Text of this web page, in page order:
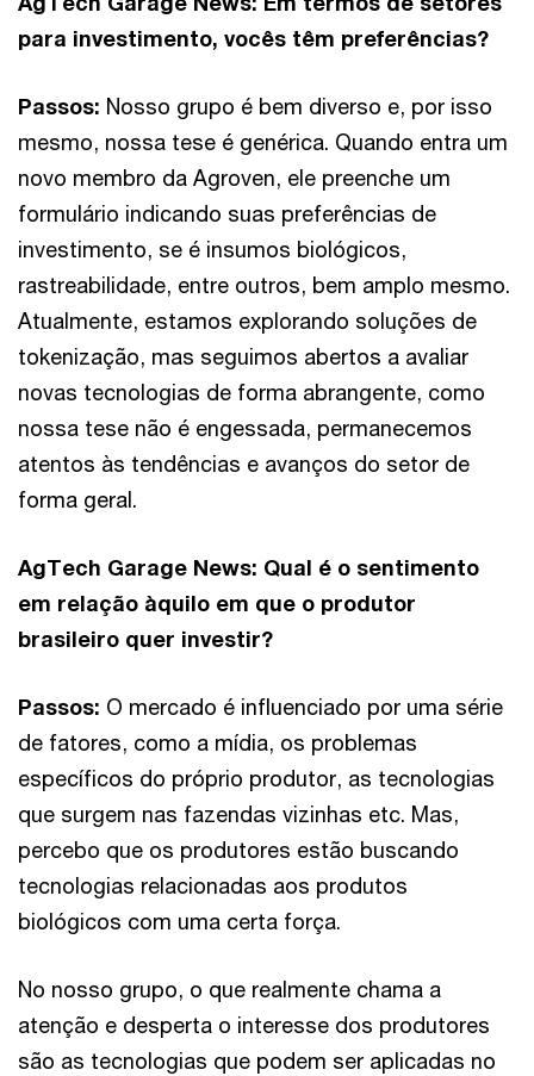
para investimento, vocês têm preferências?
Passos: Nosso grupo é bem diverso e, por isso
mesmo, nossa tese é genérica. Quando entra um
novo membro da Agroven, ele preenche um
formulário indicando suas preferências de
investimento, se é insumos biológicos,
rastreabilidade, entre outros, bem amplo mesmo.
Atualmente, estamos explorando soluções de
tokenização, mas seguimos abertos a avaliar
novas tecnologias de forma abrangente, como
nossa tese não é engessada, permanecemos
atentos às tendências e avanços do setor de
forma geral.
AgTech Garage News: Qual é o sentimento
em relação àquilo em que o produtor
brasileiro quer investir?
Passos: O mercado é influenciado por uma série
de fatores, como a mídia, os problemas
específicos do próprio produtor, as tecnologias
que surgem nas fazendas vizinhas etc. Mas,
percebo que os produtores estão buscando
tecnologias relacionadas aos produtos
biológicos com uma certa força.
No nosso grupo, o que realmente chama a
atenção e desperta o interesse dos produtores
são as tecnologias que podem ser aplicadas no